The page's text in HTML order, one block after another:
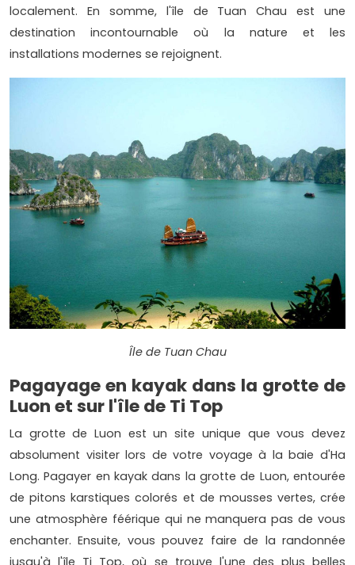
localement. En somme, l'île de Tuan Chau est une
destination incontournable où la nature et les
installations modernes se rejoignent.
Île de Tuan Chau
Pagayage en kayak dans la grotte de
Luon et sur l'île de Ti Top
La grotte de Luon est un site unique que vous devez
absolument visiter lors de votre voyage à la baie d'Ha
Long. Pagayer en kayak dans la grotte de Luon, entourée
de pitons karstiques colorés et de mousses vertes, crée
une atmosphère féérique qui ne manquera pas de vous
enchanter. Ensuite, vous pouvez faire de la randonnée